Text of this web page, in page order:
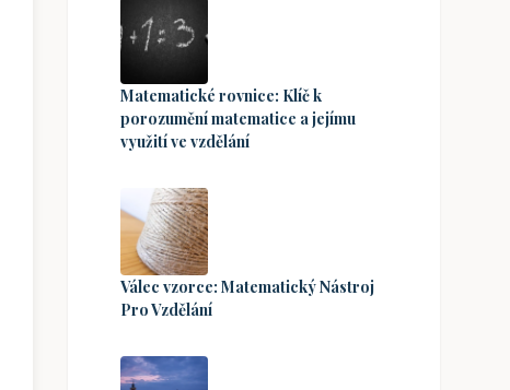
Matematické rovnice: Klíč k
porozumění matematice a jejímu
využití ve vzdělání
Válec vzorce: Matematický Nástroj
Pro Vzdělání